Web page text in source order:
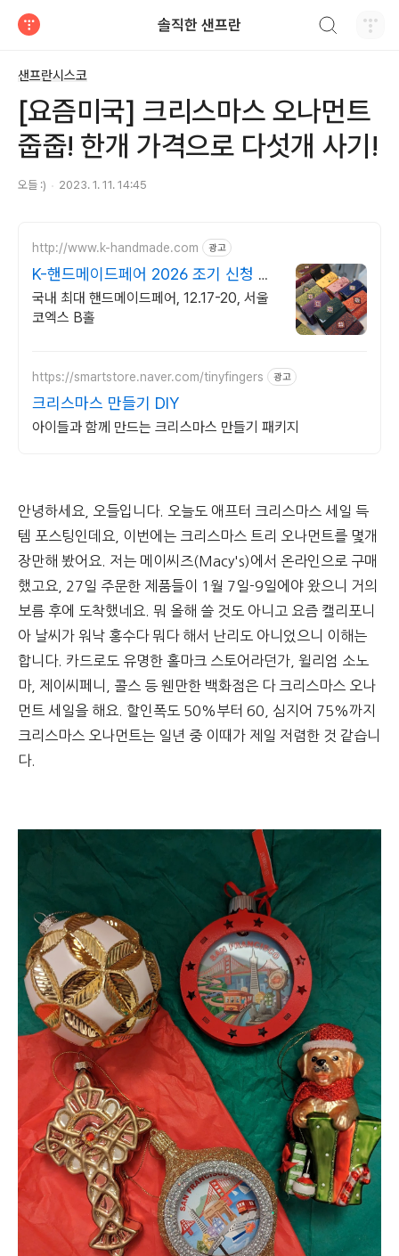
솔직한 샌프란
샌프란시스코
[요즘미국] 크리스마스 오나먼트
줍줍! 한개 가격으로 다섯개 사기!
오들 :) 2023. 1. 11. 14:45
http://www.k-handmade.com 광고
K-핸드메이드페어 2026 조기 신청 기
간 참가비 할인
국내 최대 핸드메이드페어, 12.17-20, 서울
코엑스 B홀
https://smartstore.naver.com/tinyfingers 광고
크리스마스 만들기 DIY
아이들과 함께 만드는 크리스마스 만들기 패키지
안녕하세요, 오들입니다. 오늘도 애프터 크리스마스 세일 득
템 포스팅인데요, 이번에는 크리스마스 트리 오나먼트를 몇개
장만해 봤어요. 저는 메이씨즈(Macy's)에서 온라인으로 구매
했고요, 27일 주문한 제품들이 1월 7일-9일에야 왔으니 거의
보름 후에 도착했네요. 뭐 올해 쓸 것도 아니고 요즘 캘리포니
아 날씨가 워낙 홍수다 뭐다 해서 난리도 아니었으니 이해는
합니다. 카드로도 유명한 홀마크 스토어라던가, 윌리엄 소노
마, 제이씨페니, 콜스 등 웬만한 백화점은 다 크리스마스 오나
먼트 세일을 해요. 할인폭도 50%부터 60, 심지어 75%까지
크리스마스 오나먼트는 일년 중 이때가 제일 저렴한 것 같습니
다.